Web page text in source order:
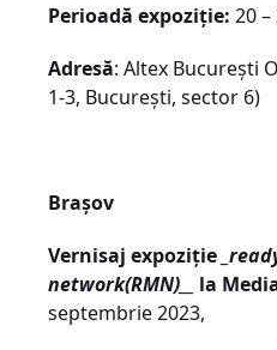
Perioadă expoziție: 20
Adresă: Altex București
1-3, București, sector 6)
Brașov
Vernisaj expoziție
network(RMN)__
la
septembrie 2023,